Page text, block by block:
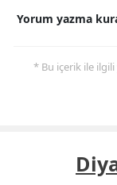
Yorum yazma
* Bu içerik ile